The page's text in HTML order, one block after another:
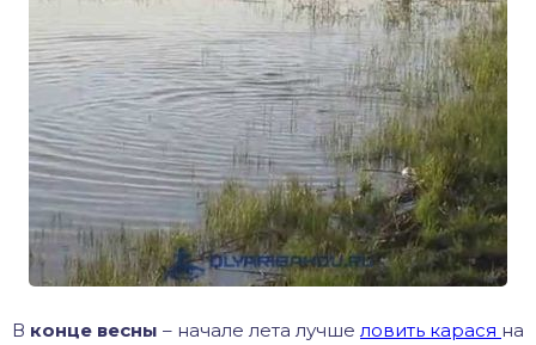
В конце весны – начале лета лучше ловить карася на